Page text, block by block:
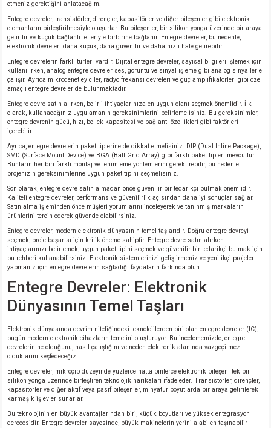
etmeniz gerektiğini anlatacağım.
Entegre devreler, transistörler, dirençler, kapasitörler ve diğer bileşenler gibi elektronik
elemanların birleştirilmesiyle oluşurlar. Bu bileşenler, bir silikon yonga üzerinde bir araya
getirilir ve küçük bağlantı telleriyle birbirine bağlanır. Entegre devreler, bu nedenle,
elektronik devreleri daha küçük, daha güvenilir ve daha hızlı hale getirebilir.
Entegre devrelerin farklı türleri vardır. Dijital entegre devreler, sayısal bilgileri işlemek için
kullanılırken, analog entegre devreler ses, görüntü ve sinyal işleme gibi analog sinyallerle
çalışır. Ayrıca mikrodenetleyiciler, radyo frekansı devreleri ve güç amplifikatörleri gibi özel
amaçlı entegre devreler de bulunmaktadır.
Entegre devre satın alırken, belirli ihtiyaçlarınıza en uygun olanı seçmek önemlidir. İlk
olarak, kullanacağınız uygulamanın gereksinimlerini belirlemelisiniz. Bu gereksinimler,
entegre devrenin gücü, hızı, bellek kapasitesi ve bağlantı özellikleri gibi faktörleri
içerebilir.
Ayrıca, entegre devrelerin paket tiplerine de dikkat etmelisiniz. DIP (Dual Inline Package),
SMD (Surface Mount Device) ve BGA (Ball Grid Array) gibi farklı paket tipleri mevcuttur.
Bunların her biri farklı montaj ve lehimleme yöntemlerini gerektirebilir, bu nedenle
projenizin gereksinimlerine uygun paket tipini seçmelisiniz.
Son olarak, entegre devre satın almadan önce güvenilir bir tedarikçi bulmak önemlidir.
Kaliteli entegre devreler, performans ve güvenilirlik açısından daha iyi sonuçlar sağlar.
Satın alma işleminden önce müşteri yorumlarını inceleyerek ve tanınmış markaların
ürünlerini tercih ederek güvende olabilirsiniz.
Entegre devreler, modern elektronik dünyasının temel taşlarıdır. Doğru entegre devreyi
seçmek, proje başarısı için kritik öneme sahiptir. Entegre devre satın alırken
ihtiyaçlarınızı belirlemek, uygun paket tipini seçmek ve güvenilir bir tedarikçi bulmak için
bu rehberi kullanabilirsiniz. Elektronik sistemlerinizi geliştirmeniz ve yenilikçi projeler
yapmanız için entegre devrelerin sağladığı faydaların farkında olun.
Entegre Devreler: Elektronik
Dünyasının Temel Taşları
Elektronik dünyasında devrim niteliğindeki teknolojilerden biri olan entegre devreler (IC),
bugün modern elektronik cihazların temelini oluşturuyor. Bu incelememizde, entegre
devrelerin ne olduğunu, nasıl çalıştığını ve neden elektronik alanında vazgeçilmez
olduklarını keşfedeceğiz.
Entegre devreler, mikroçip düzeyinde yüzlerce hatta binlerce elektronik bileşeni tek bir
silikon yonga üzerinde birleştiren teknolojik harikaları ifade eder. Transistörler, dirençler,
kapasitörler ve diğer aktif veya pasif bileşenler, minyatür boyutlarda bir araya getirilerek
karmaşık işlevler sunarlar.
Bu teknolojinin en büyük avantajlarından biri, küçük boyutları ve yüksek entegrasyon
derecesidir. Entegre devreler sayesinde, büyük makinelerin yerini alabilen taşınabilir